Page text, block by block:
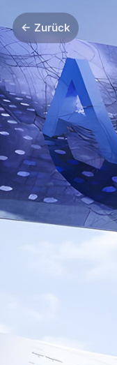
← Zurück